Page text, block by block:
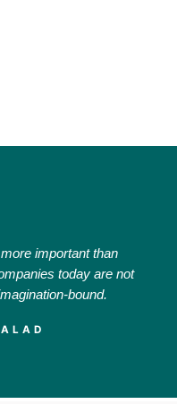
important than
today are not
bound.